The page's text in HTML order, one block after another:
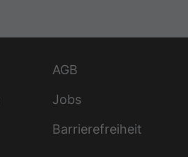
AGB
Jobs
Barrierefreiheit